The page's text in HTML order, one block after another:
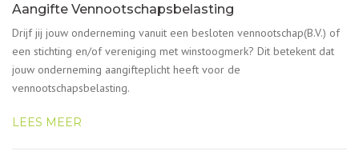
Aangifte Vennootschapsbelasting
Drijf jij jouw onderneming vanuit een besloten vennootschap(B.V.) of
een stichting en/of vereniging met winstoogmerk? Dit betekent dat
jouw onderneming aangifteplicht heeft voor de
vennootschapsbelasting.
LEES MEER